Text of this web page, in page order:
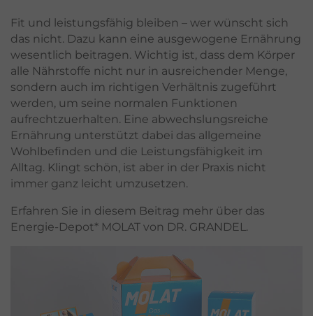
Fit und leistungsfähig bleiben – wer wünscht sich
das nicht. Dazu kann eine ausgewogene Ernährung
wesentlich beitragen. Wichtig ist, dass dem Körper
alle Nährstoffe nicht nur in ausreichender Menge,
sondern auch im richtigen Verhältnis zugeführt
werden, um seine normalen Funktionen
aufrechtzuerhalten. Eine abwechslungsreiche
Ernährung unterstützt dabei das allgemeine
Wohlbefinden und die Leistungsfähigkeit im
Alltag. Klingt schön, ist aber in der Praxis nicht
immer ganz leicht umzusetzen.
Erfahren Sie in diesem Beitrag mehr über das
Energie-Depot* MOLAT von DR. GRANDEL.